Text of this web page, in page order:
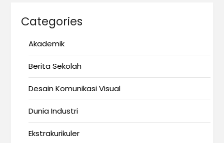
Categories
Akademik
Berita Sekolah
Desain Komunikasi Visual
Dunia Industri
Ekstrakurikuler